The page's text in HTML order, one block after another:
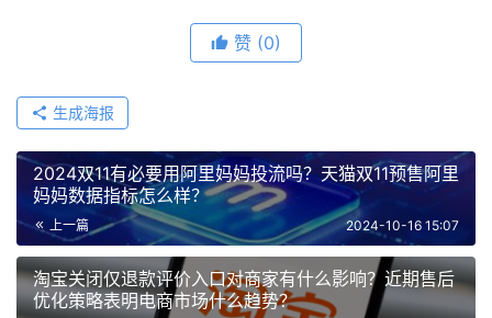
赞 (0)
生成海报
2024双11有必要用阿里妈妈投流吗？天猫双11预售阿里
妈妈数据指标怎么样？
上一篇 2024-10-16 15:07
淘宝关闭仅退款评价入口对商家有什么影响？近期售后
优化策略表明电商市场什么趋势？